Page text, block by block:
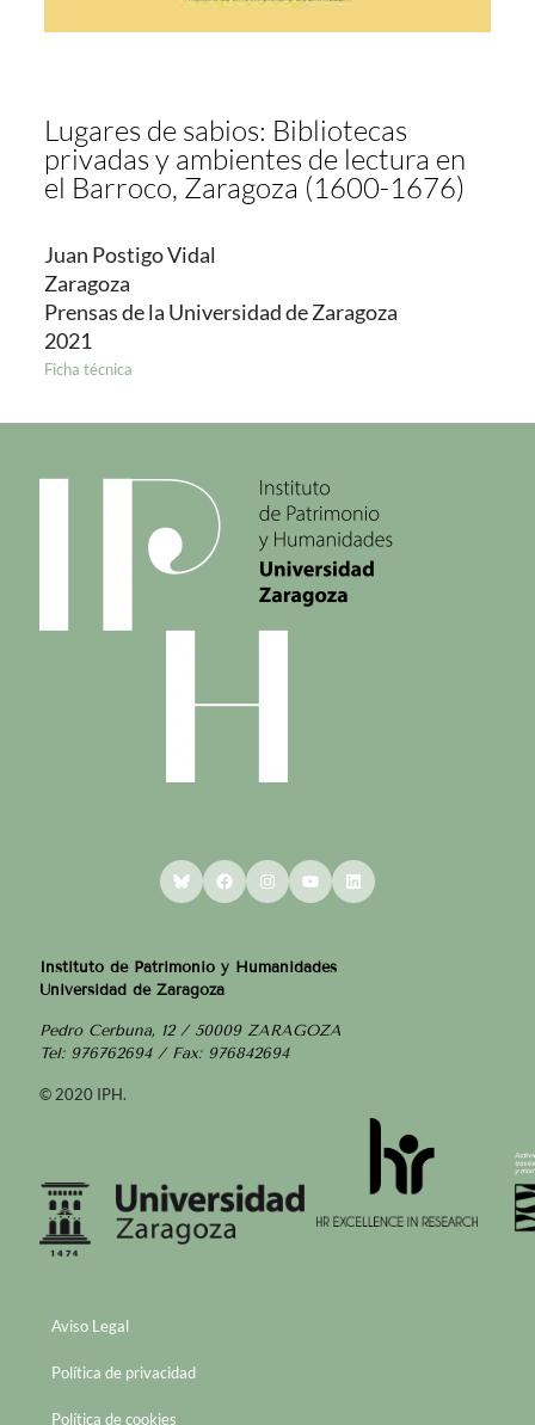
Lugares de sabios: Bibliotecas
privadas y ambientes de lectura en
el Barroco, Zaragoza (1600-1676)
Juan Postigo Vidal
Zaragoza
Prensas de la Universidad de Zaragoza
2021
Ficha técnica
BlueskyFacebookInstagram
YouTubeLinkedIn
Instituto de Patrimonio y Humanidades
Universidad de Zaragoza
Pedro Cerbuna, 12 / 50009 ZARAGOZA
Tel: 976762694 / Fax: 976842694
© 2020 IPH.
Aviso Legal
Política de privacidad
Política de cookies